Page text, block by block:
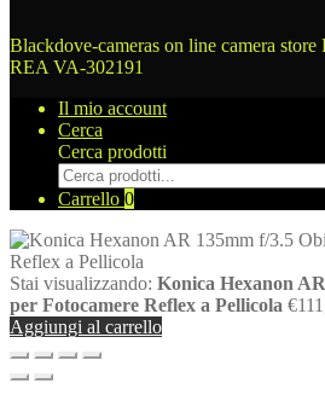
Blackdove-cameras on line camera store
REA VA-302191
Il mio account
Cerca
Cerca prodotti
Carrello 0
Stai visualizzando: Konica Hexanon
per Fotocamere Reflex a Pellicola €
Aggiungi al carrello